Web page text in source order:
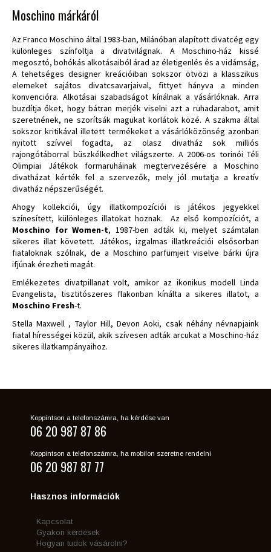
Moschino márkáról
Az Franco Moschino által 1983-ban, Milánóban alapított divatcég egy
különleges színfoltja a divatvilágnak. A Moschino-ház kissé
megosztó, bohókás alkotásaiból árad az életigenlés és a vidámság,
A tehetséges designer kreációiban sokszor ötvözi a klasszikus
elemeket sajátos divatcsavarjaival, fittyet hányva a minden
konvencióra. Alkotásai szabadságot kínálnak a vásárlóknak. Arra
buzdítja őket, hogy bátran merjék viselni azt a ruhadarabot, amit
szeretnének, ne szorítsák magukat korlátok közé. A szakma által
sokszor kritikával illetett termékeket a vásárlóközönség azonban
nyitott szívvel fogadta, az olasz divatház sok milliós
rajongótáborral büszkélkedhet világszerte. A 2006-os torinói Téli
Olimpiai Játékok formaruháinak megtervezésére a Moschino
divatházat kérték fel a szervezők, mely jól mutatja a kreatív
divatház népszerűségét.
Ahogy kollekciói, úgy illatkompozíciói is játékos jegyekkel
színesített, különleges illatokat hoznak. Az első kompozíciót, a
Moschino for Women-t, 1987-ben adták ki, melyet számtalan
sikeres illat követett. Játékos, izgalmas illatkreációi elsősorban
fiataloknak szólnak, de a Moschino parfümjeit viselve bárki újra
ifjúnak érezheti magát.
Emlékezetes divatpillanat volt, amikor az ikonikus modell Linda
Evangelista, tisztitószeres flakonban kínálta a sikeres illatot, a
Moschino Fresh-t.
Stella Maxwell , Taylor Hill,Devon Aoki, csak néhány névnapjaink
fiatal hírességei közül, akik szívesen adták arcukat a Moschino-ház
sikeres illatkampányaihoz.
Koppintson a telefonszámra, ha kérdése van
06 20 987 87 86
Koppintson a telefonszámra, ha mobilon szeretne rendelni
06 20 987 87 77
Hasznos információk
Kapcsolat
Gyakori kérdések
Hogyan tudok vásárolni?